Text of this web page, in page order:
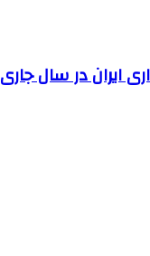
ایران در سال جاری